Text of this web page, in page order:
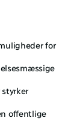
for
offentlige